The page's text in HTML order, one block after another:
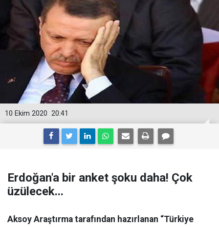
20:41
10 Ekim 2020
Erdoğan'a bir anket şoku daha! Çok
üzülecek...
Aksoy Araştırma tarafından hazırlanan “Türkiye